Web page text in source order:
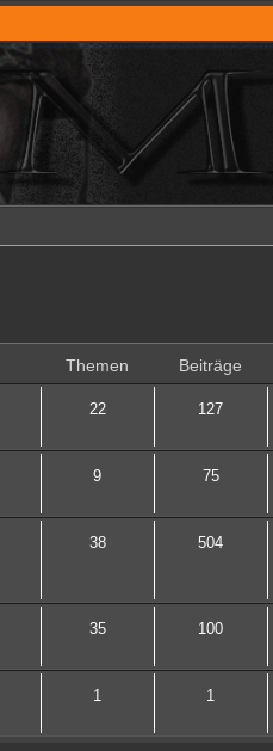
Themen Beiträge
22 127
9 75
38 504
35 100
1 1